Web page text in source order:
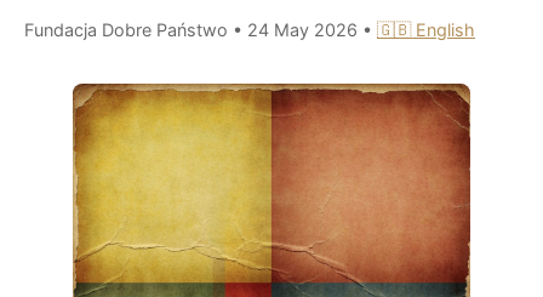
Fundacja Dobre Państwo • 24 May 2026 • 🇬🇧 English